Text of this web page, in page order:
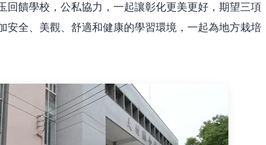
回饋學校，公私協力，一起讓彰化更美更好，期望三項
安全、美觀、舒適和健康的學習環境，一起為地方栽培